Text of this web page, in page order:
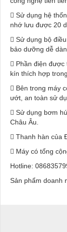
 Sử dụng hệ
nhớ lưu được 20
 Sử dụng bộ
bảo dưỡng dễ
 Phần điện được
kín thích hợp
 Bên trong máy
ướt, an toàn sử
 Sử dụng bơm
Châu Âu.
 Thanh hàn của
 Máy có tổng
Hotline:
Sản phẩm doanh